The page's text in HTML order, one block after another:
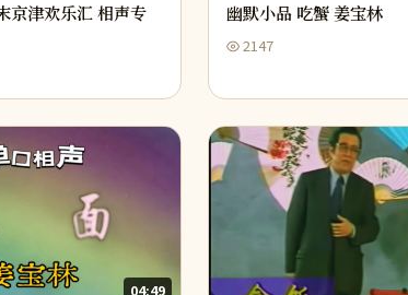
京津欢乐汇 相声专
幽默小品 吃蟹 姜宝林
2147
04:49